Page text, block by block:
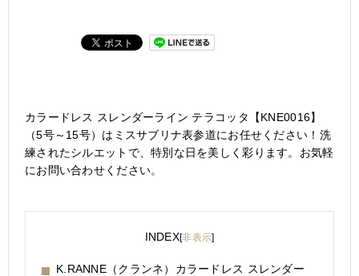
カラードレス スレンダーライン テラコッタ【KNE0016】
（5号～15号）はミスサブリナ表参道にお任せください！洗
練されたシルエットで、特別な日を美しく彩ります。お気軽
にお問い合わせください。
INDEX[非表示]
K.RANNE（クランネ）カラードレス スレンダー